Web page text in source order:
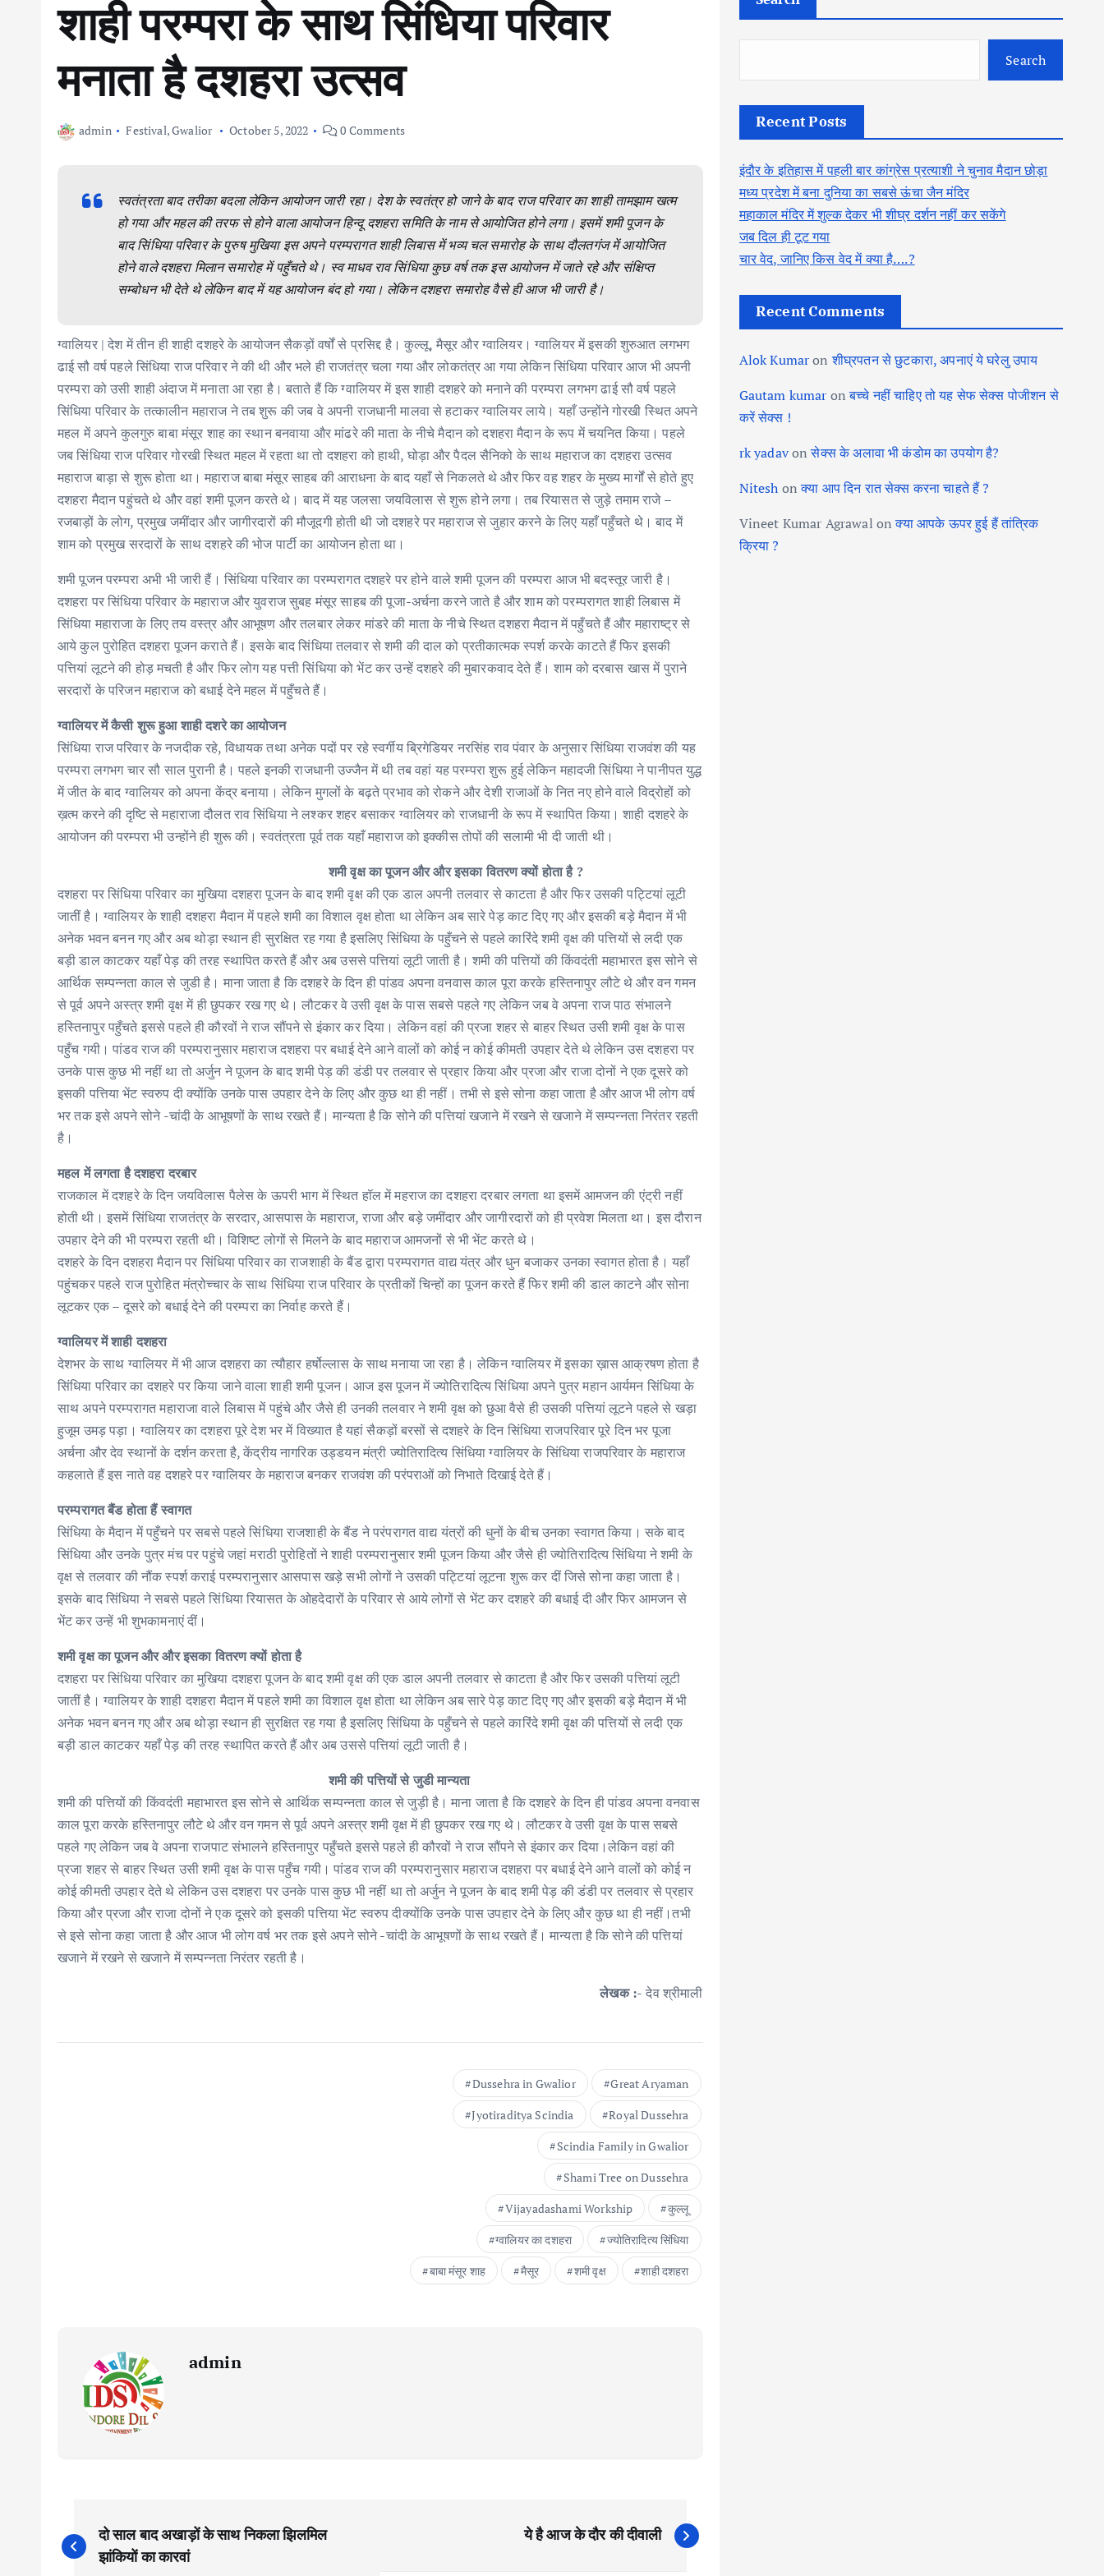
शाही परम्परा के साथ सिंधिया परिवार
मनाता है दशहरा उत्सव
admin Festival,Gwalior October 5, 2022 0 Comments
स्वतंत्रता बाद तरीका बदला लेकिन आयोजन जारी रहा। देश के स्वतंत्र हो जाने के बाद राज परिवार का शाही तामझाम खत्म
हो गया और महल की तरफ से होने वाला आयोजन हिन्दू दशहरा समिति के नाम से आयोजित होने लगा। इसमें शमी पूजन के
बाद सिंधिया परिवार के पुरुष मुखिया इस अपने परम्परागत शाही लिबास में भव्य चल समारोह के साथ दौलतगंज में आयोजित
होने वाले दशहरा मिलान समारोह में पहुँचते थे। स्व माधव राव सिंधिया कुछ वर्ष तक इस आयोजन में जाते रहे और संक्षिप्त
सम्बोधन भी देते थे लेकिन बाद में यह आयोजन बंद हो गया। लेकिन दशहरा समारोह वैसे ही आज भी जारी है।
ग्वालियर | देश में तीन ही शाही दशहरे के आयोजन सैकड़ों वर्षों से प्रसिद्द है। कुल्लू, मैसूर और ग्वालियर। ग्वालियर में इसकी शुरुआत लगभग
ढाई सौ वर्ष पहले सिंधिया राज परिवार ने की थी और भले ही राजतंत्र चला गया और लोकतंत्र आ गया लेकिन सिंधिया परिवार आज भी अपनी
परम्परा को उसी शाही अंदाज में मनाता आ रहा है। बताते हैं कि ग्वालियर में इस शाही दशहरे को मनाने की परम्परा लगभग ढाई सौ वर्ष पहले
सिंधिया परिवार के तत्कालीन महाराज ने तब शुरू की जब वे अपनी राजधानी मालवा से हटाकर ग्वालियर लाये। यहाँ उन्होंने गोरखी स्थित अपने
महल में अपने कुलगुरु बाबा मंसूर शाह का स्थान बनवाया और मांढरे की माता के नीचे मैदान को दशहरा मैदान के रूप में चयनित किया। पहले
जब सिंधिया राज परिवार गोरखी स्थित महल में रहता था तो दशहरा को हाथी, घोड़ा और पैदल सैनिको के साथ महाराज का दशहरा उत्सव
महाराज बाड़ा से शुरू होता था। महाराज बाबा मंसूर साहब की आराधना के बाद यहाँ से निकलते थे और फिर वह शहर के मुख्य मार्गों से होते हुए
दशहरा मैदान पहुंचते थे और वहां शमी पूजन करते थे। बाद में यह जलसा जयविलास से शुरू होने लगा। तब रियासत से जुड़े तमाम राजे –
रजबाड़ों के लोग, प्रमुख जमींदार और जागीरदारों की मौजूदगी होती थी जो दशहरे पर महाराज से जुहार करने के लिए यहाँ पहुँचते थे। बाद में
शाम को प्रमुख सरदारों के साथ दशहरे की भोज पार्टी का आयोजन होता था।
शमी पूजन परम्परा अभी भी जारी हैं। सिंधिया परिवार का परम्परागत दशहरे पर होने वाले शमी पूजन की परम्परा आज भी बदस्तूर जारी है।
दशहरा पर सिंधिया परिवार के महाराज और युवराज सुबह मंसूर साहब की पूजा-अर्चना करने जाते है और शाम को परम्परागत शाही लिबास में
सिंधिया महाराजा के लिए तय वस्त्र और आभूषण और तलबार लेकर मांडरे की माता के नीचे स्थित दशहरा मैदान में पहुँचते हैं और महाराष्ट्र से
आये कुल पुरोहित दशहरा पूजन कराते हैं। इसके बाद सिंधिया तलवार से शमी की दाल को प्रतीकात्मक स्पर्श करके काटते हैं फिर इसकी
पत्तियां लूटने की होड़ मचती है और फिर लोग यह पत्ती सिंधिया को भेंट कर उन्हें दशहरे की मुबारकवाद देते हैं। शाम को दरबास खास में पुराने
सरदारों के परिजन महाराज को बधाई देने महल में पहुँचते हैं।
ग्वालियर में कैसी शुरू हुआ शाही दशरे का आयोजन
सिंधिया राज परिवार के नजदीक रहे, विधायक तथा अनेक पदों पर रहे स्वर्गीय ब्रिगेडियर नरसिंह राव पंवार के अनुसार सिंधिया राजवंश की यह
परम्परा लगभग चार सौ साल पुरानी है। पहले इनकी राजधानी उज्जैन में थी तब वहां यह परम्परा शुरू हुई लेकिन महादजी सिंधिया ने पानीपत युद्ध
में जीत के बाद ग्वालियर को अपना केंद्र बनाया। लेकिन मुगलों के बढ़ते प्रभाव को रोकने और देशी राजाओं के नित नए होने वाले विद्रोहों को
ख़त्म करने की दृष्टि से महाराजा दौलत राव सिंधिया ने लश्कर शहर बसाकर ग्वालियर को राजधानी के रूप में स्थापित किया। शाही दशहरे के
आयोजन की परम्परा भी उन्होंने ही शुरू की। स्वतंत्रता पूर्व तक यहाँ महाराज को इक्कीस तोपों की सलामी भी दी जाती थी।
शमी वृक्ष का पूजन और और इसका वितरण क्यों होता है ?
दशहरा पर सिंधिया परिवार का मुखिया दशहरा पूजन के बाद शमी वृक्ष की एक डाल अपनी तलवार से काटता है और फिर उसकी पट्टियां लूटी
जातीं है। ग्वालियर के शाही दशहरा मैदान में पहले शमी का विशाल वृक्ष होता था लेकिन अब सारे पेड़ काट दिए गए और इसकी बड़े मैदान में भी
अनेक भवन बनन गए और अब थोड़ा स्थान ही सुरक्षित रह गया है इसलिए सिंधिया के पहुँचने से पहले कारिंदे शमी वृक्ष की पत्तियों से लदी एक
बड़ी डाल काटकर यहाँ पेड़ की तरह स्थापित करते हैं और अब उससे पत्तियां लूटी जाती है। शमी की पत्तियों की किंवदंती महाभारत इस सोने से
आर्थिक सम्पन्नता काल से जुडी है। माना जाता है कि दशहरे के दिन ही पांडव अपना वनवास काल पूरा करके हस्तिनापुर लौटे थे और वन गमन
से पूर्व अपने अस्त्र शमी वृक्ष में ही छुपकर रख गए थे। लौटकर वे उसी वृक्ष के पास सबसे पहले गए लेकिन जब वे अपना राज पाठ संभालने
हस्तिनापुर पहुँचते इससे पहले ही कौरवों ने राज सौंपने से इंकार कर दिया। लेकिन वहां की प्रजा शहर से बाहर स्थित उसी शमी वृक्ष के पास
पहुँच गयी। पांडव राज की परम्परानुसार महाराज दशहरा पर बधाई देने आने वालों को कोई न कोई कीमती उपहार देते थे लेकिन उस दशहरा पर
उनके पास कुछ भी नहीं था तो अर्जुन ने पूजन के बाद शमी पेड़ की डंडी पर तलवार से प्रहार किया और प्रजा और राजा दोनों ने एक दूसरे को
इसकी पत्तिया भेंट स्वरुप दी क्योंकि उनके पास उपहार देने के लिए और कुछ था ही नहीं। तभी से इसे सोना कहा जाता है और आज भी लोग वर्ष
भर तक इसे अपने सोने -चांदी के आभूषणों के साथ रखते हैं। मान्यता है कि सोने की पत्तियां खजाने में रखने से खजाने में सम्पन्नता निरंतर रहती
है।
महल में लगता है दशहरा दरबार
राजकाल में दशहरे के दिन जयविलास पैलेस के ऊपरी भाग में स्थित हॉल में महराज का दशहरा दरबार लगता था इसमें आमजन की एंट्री नहीं
होती थी। इसमें सिंधिया राजतंत्र के सरदार, आसपास के महाराज, राजा और बड़े जमींदार और जागीरदारों को ही प्रवेश मिलता था। इस दौरान
उपहार देने की भी परम्परा रहती थी। विशिष्ट लोगों से मिलने के बाद महाराज आमजनों से भी भेंट करते थे।
दशहरे के दिन दशहरा मैदान पर सिंधिया परिवार का राजशाही के बैंड द्वारा परम्परागत वाद्य यंत्र और धुन बजाकर उनका स्वागत होता है। यहाँ
पहुंचकर पहले राज पुरोहित मंत्रोच्चार के साथ सिंधिया राज परिवार के प्रतीकों चिन्हों का पूजन करते हैं फिर शमी की डाल काटने और सोना
लूटकर एक – दूसरे को बधाई देने की परम्परा का निर्वाह करते हैं।
ग्वालियर में शाही दशहरा
देशभर के साथ ग्वालियर में भी आज दशहरा का त्यौहार हर्षोल्लास के साथ मनाया जा रहा है। लेकिन ग्वालियर में इसका ख़ास आक्रषण होता है
सिंधिया परिवार का दशहरे पर किया जाने वाला शाही शमी पूजन। आज इस पूजन में ज्योतिरादित्य सिंधिया अपने पुत्र महान आर्यमन सिंधिया के
साथ अपने परम्परागत महाराजा वाले लिबास में पहुंचे और जैसे ही उनकी तलवार ने शमी वृक्ष को छुआ वैसे ही उसकी पत्तियां लूटने पहले से खड़ा
हुजूम उमड़ पड़ा। ग्वालियर का दशहरा पूरे देश भर में विख्यात है यहां सैकड़ों बरसों से दशहरे के दिन सिंधिया राजपरिवार पूरे दिन भर पूजा
अर्चना और देव स्थानों के दर्शन करता है, केंद्रीय नागरिक उड्डयन मंत्री ज्योतिरादित्य सिंधिया ग्वालियर के सिंधिया राजपरिवार के महाराज
कहलाते हैं इस नाते वह दशहरे पर ग्वालियर के महाराज बनकर राजवंश की परंपराओं को निभाते दिखाई देते हैं।
परम्परागत बैंड होता हैं स्वागत
सिंधिया के मैदान में पहुँचने पर सबसे पहले सिंधिया राजशाही के बैंड ने परंपरागत वाद्य यंत्रों की धुनों के बीच उनका स्वागत किया। सके बाद
सिंधिया और उनके पुत्र मंच पर पहुंचे जहां मराठी पुरोहितों ने शाही परम्परानुसार शमी पूजन किया और जैसे ही ज्योतिरादित्य सिंधिया ने शमी के
वृक्ष से तलवार की नौंक स्पर्श कराई परम्परानुसार आसपास खड़े सभी लोगों ने उसकी पट्टियां लूटना शुरू कर दीं जिसे सोना कहा जाता है।
इसके बाद सिंधिया ने सबसे पहले सिंधिया रियासत के ओहदेदारों के परिवार से आये लोगों से भेंट कर दशहरे की बधाई दी और फिर आमजन से
भेंट कर उन्हें भी शुभकामनाएं दीं।
शमी वृक्ष का पूजन और और इसका वितरण क्यों होता है
दशहरा पर सिंधिया परिवार का मुखिया दशहरा पूजन के बाद शमी वृक्ष की एक डाल अपनी तलवार से काटता है और फिर उसकी पत्तियां लूटी
जातीं है। ग्वालियर के शाही दशहरा मैदान में पहले शमी का विशाल वृक्ष होता था लेकिन अब सारे पेड़ काट दिए गए और इसकी बड़े मैदान में भी
अनेक भवन बनन गए और अब थोड़ा स्थान ही सुरक्षित रह गया है इसलिए सिंधिया के पहुँचने से पहले कारिंदे शमी वृक्ष की पत्तियों से लदी एक
बड़ी डाल काटकर यहाँ पेड़ की तरह स्थापित करते हैं और अब उससे पत्तियां लूटी जाती है।
शमी की पत्तियों से जुडी मान्यता
शमी की पत्तियों की किंवदंती महाभारत इस सोने से आर्थिक सम्पन्नता काल से जुड़ी है। माना जाता है कि दशहरे के दिन ही पांडव अपना वनवास
काल पूरा करके हस्तिनापुर लौटे थे और वन गमन से पूर्व अपने अस्त्र शमी वृक्ष में ही छुपकर रख गए थे। लौटकर वे उसी वृक्ष के पास सबसे
पहले गए लेकिन जब वे अपना राजपाट संभालने हस्तिनापुर पहुँचते इससे पहले ही कौरवों ने राज सौंपने से इंकार कर दिया।लेकिन वहां की
प्रजा शहर से बाहर स्थित उसी शमी वृक्ष के पास पहुँच गयी। पांडव राज की परम्परानुसार महाराज दशहरा पर बधाई देने आने वालों को कोई न
कोई कीमती उपहार देते थे लेकिन उस दशहरा पर उनके पास कुछ भी नहीं था तो अर्जुन ने पूजन के बाद शमी पेड़ की डंडी पर तलवार से प्रहार
किया और प्रजा और राजा दोनों ने एक दूसरे को इसकी पत्तिया भेंट स्वरुप दीक्योंकि उनके पास उपहार देने के लिए और कुछ था ही नहीं।तभी
से इसे सोना कहा जाता है और आज भी लोग वर्ष भर तक इसे अपने सोने -चांदी के आभूषणों के साथ रखते हैं। मान्यता है कि सोने की पत्तियां
खजाने में रखने से खजाने में सम्पन्नता निरंतर रहती है।
लेखक :- देव श्रीमाली
Dussehra in Gwalior
Great Aryaman
Jyotiraditya Scindia
Royal Dussehra
Scindia Family in Gwalior
Shami Tree on Dussehra
Vijayadashami Workship
कुल्लू
ग्वालियर का दशहरा
ज्योतिरादित्य सिंधिया
बाबा मंसूर शाह
मैसूर शमी वृक्ष शाही दशहरा
admin
P
दो साल बाद अखाड़ों के साथ निकला झिलमिल
झांकियों का कारवां
ये है आज के दौर की दीवाली
Search
Recent Posts
इंदौर के इतिहास में पहली बार कांग्रेस प्रत्याशी ने चुनाव मैदान छोड़ा
मध्य प्रदेश में बना दुनिया का सबसे ऊंचा जैन मंदिर
महाकाल मंदिर में शुल्क देकर भी शीघ्र दर्शन नहीं कर सकेंगे
जब दिल ही टूट गया
चार वेद, जानिए किस वेद में क्या है….?
Recent Comments
Alok Kumaronशीघ्रपतन से छुटकारा, अपनाएं ये घरेलु उपाय
Gautam kumar onबच्चे नहीं चाहिए तो यह सेफ सेक्स पोजीशन से
करें सेक्स !
rk yadavonसेक्स के अलावा भी कंडोम का उपयोग है?
Nitesh onक्या आप दिन रात सेक्स करना चाहते हैं ?
Vineet Kumar Agrawal onक्या आपके ऊपर हुई हैं तांत्रिक
क्रिया ?